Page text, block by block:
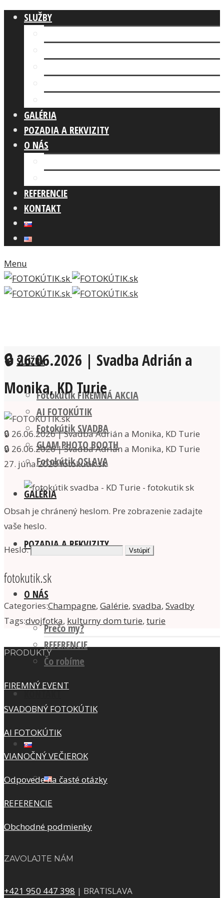
SLUŽBY
GALÉRIA
POZADIA A REKVIZITY
O NÁS
REFERENCIE
KONTAKT
Menu
SLUŽBY
Fotokútik FIREMNÁ AKCIA
AI FOTOKÚTIK
Fotokútik SVADBA
GLAM PHOTO BOOTH
Fotokútik OSLAVA
GALÉRIA
POZADIA A REKVIZITY
O NÁS
Prečo my?
REFERENCIE
Čo robíme
KONTAKT
🔒 26.06.2026 | Svadba Adrián a
Monika, KD Turie
🔒 26.06.2026 | Svadba Adrián a Monika, KD Turie
🔒 26.06.2026 | Svadba Adrián a Monika, KD Turie
27. júna 2026fotokutik.sk
Obsah je chránený heslom. Pre zobrazenie zadajte
vaše heslo.
Heslo:
fotokutik.sk
Categories:Champagne, Galérie, svadba, Svadby
Tags:dvojfotka, kulturny dom turie, turie
PRODUKTY
FIREMNÝ EVENT
SVADOBNÝ FOTOKÚTIK
AI FOTOKÚTIK
VIANOČNÝ VEČIEROK
Odpovede na časté otázky
REFERENCIE
Obchodné podmienky
ZAVOLAJTE NÁM
+421 950 447 398 | BRATISLAVA